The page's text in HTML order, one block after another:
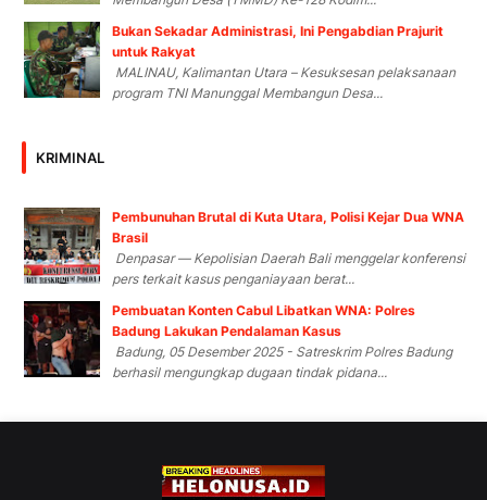
Bukan Sekadar Administrasi, Ini Pengabdian Prajurit
untuk Rakyat
MALINAU, Kalimantan Utara – Kesuksesan pelaksanaan
program TNI Manunggal Membangun Desa...
KRIMINAL
Pembunuhan Brutal di Kuta Utara, Polisi Kejar Dua WNA
Brasil
Denpasar — Kepolisian Daerah Bali menggelar konferensi
pers terkait kasus penganiayaan berat...
Pembuatan Konten Cabul Libatkan WNA: Polres
Badung Lakukan Pendalaman Kasus
Badung, 05 Desember 2025 - Satreskrim Polres Badung
berhasil mengungkap dugaan tindak pidana...